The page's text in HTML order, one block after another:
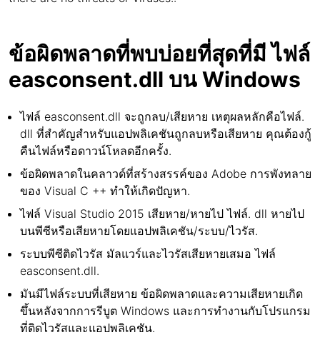
ข้อผิดพลาดที่พบบ่อยที่สุดที่มี ไฟล์
easconsent.dll บน Windows
ไฟล์ easconsent.dll จะถูกลบ/เสียหาย เหตุผลหลักคือไฟล์.
dll ที่สำคัญสำหรับแอปพลิเคชันถูกลบหรือเสียหาย คุณต้องกู้
คืนไฟล์หรือดาวน์โหลดอีกครั้ง.
ข้อผิดพลาดในคลาวด์ที่สร้างสรรค์ของ Adobe การพังทลาย
ของ Visual C ++ ทำให้เกิดปัญหา.
ไฟล์ Visual Studio 2015 เสียหาย/หายไป ไฟล์. dll หายไป
บนพีซีหรือเสียหายโดยแอปพลิเคชัน/ระบบ/ไวรัส.
ระบบพีซีติดไวรัส มัลแวร์และไวรัสเสียหายเสมอ ไฟล์
easconsent.dll.
มันมีไฟล์ระบบที่เสียหาย ข้อผิดพลาดและความเสียหายเกิด
ขึ้นหลังจากการรีบูต Windows และการทำงานกับโปรแกรม
ที่ติดไวรัสและแอปพลิเคชัน.